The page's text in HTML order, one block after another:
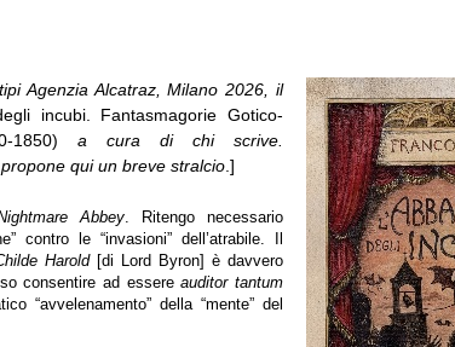
Agenzia Alcatraz, Milano 2026, il
incubi. Fantasmagorie Gotico-
1850) a cura di chi scrive.
qui un breve stralcio.]
Abbey. Ritengo necessario
contro le “invasioni” dell’atrabile. Il
Harold[di Lord Byron] è davvero
consentire ad essereauditor tantum
“avvelenamento” della “mente” del